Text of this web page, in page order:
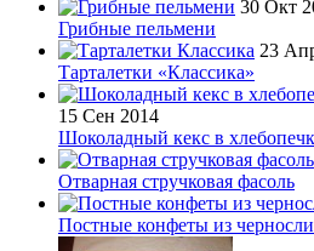
30 Окт
Грибные пельмени
23
Тарталетки «Классика»
15 Сен 2014
Шоколадный кекс в
Отварная стручковая фасоль
Постные конфеты из